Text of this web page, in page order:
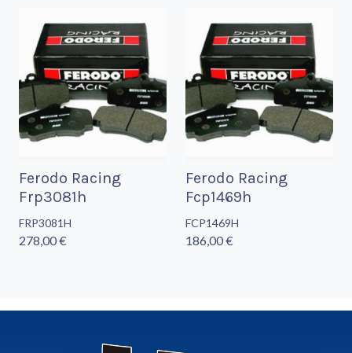
Ferodo Racing
Frp3081h
FRP3081H
278,00 €
Ferodo Racing
Fcp1469h
FCP1469H
186,00 €